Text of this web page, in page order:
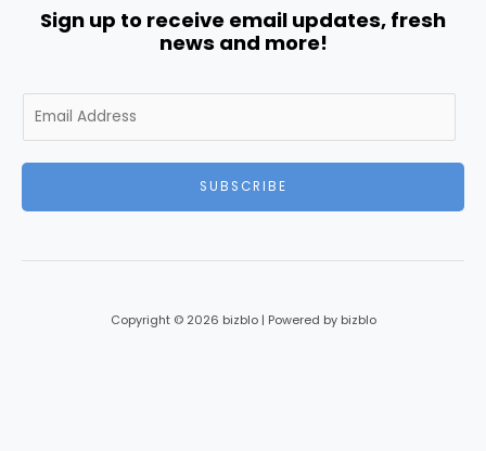
Sign up to receive email updates, fresh
news and more!
m
SUBSCRIBE
Copyright © 2026 bizblo | Powered by bizblo